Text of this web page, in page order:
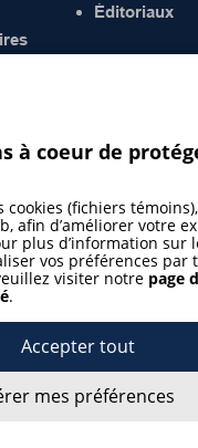
Éditoriaux
à
à l’infolettre de La Gazette de la
à coeur de
cookies (fichiers
afin d’améliorer votre
plus d’information sur
vos préférences par
visiter notre page
.
Accepter tout
mes préférences